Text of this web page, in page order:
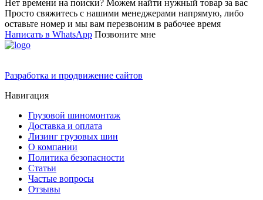
Нет времени на поиски? Можем найти нужный товар за вас
Просто свяжитесь с нашими менеджерами напрямую, либо
оставьте номер и мы вам перезвоним в рабочее время
Написать в WhatsApp Позвоните мне
Разработка и продвижение сайтов
Навигация
Грузовой шиномонтаж
Доставка и оплата
Лизинг грузовых шин
О компании
Политика безопасности
Статьи
Частые вопросы
Отзывы